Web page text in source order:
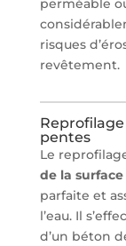
perméable
risques
revêtement.
pentes
Le
de la surface
parfaite et
l’eau. Il
d’un béton